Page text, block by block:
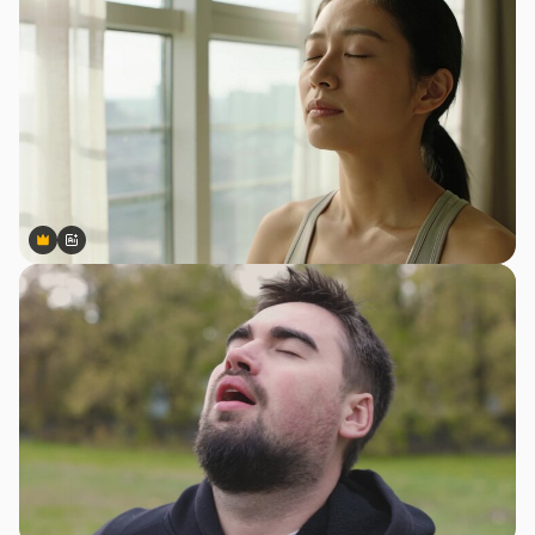
Premium
Premium
สร้างขึ้นโดย AI